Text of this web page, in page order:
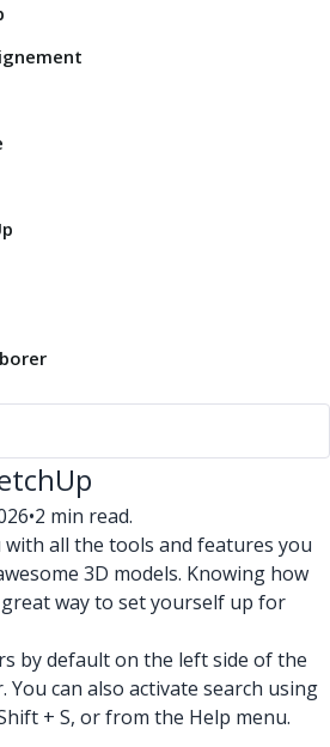
•2 min read.
all the tools and features you
3D models. Knowing how
way to set yourself up for
by default on the left side of the
can also activate search using
+ S, or from the Help menu.